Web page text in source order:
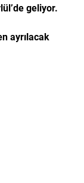
geliyor.
ayrılacak